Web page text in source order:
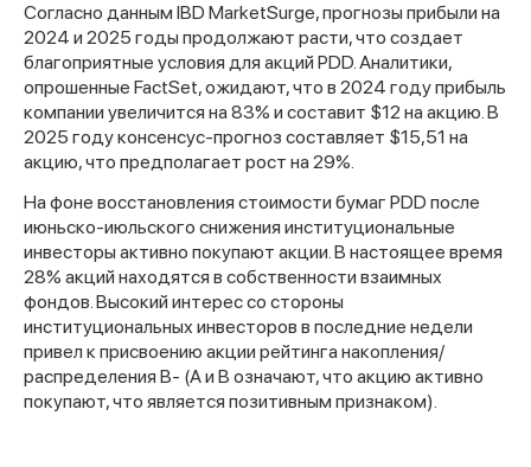
Согласно данным IBD MarketSurge, прогнозы прибыли на
2024 и 2025 годы продолжают расти, что создает
благоприятные условия для акций PDD. Аналитики,
опрошенные FactSet, ожидают, что в 2024 году прибыль
компании увеличится на 83% и составит $12 на акцию. В
2025 году консенсус-прогноз составляет $15,51 на
акцию, что предполагает рост на 29%.
На фоне восстановления стоимости бумаг PDD после
июньско-июльского снижения институциональные
инвесторы активно покупают акции. В настоящее время
28% акций находятся в собственности взаимных
фондов. Высокий интерес со стороны
институциональных инвесторов в последние недели
привел к присвоению акции рейтинга накопления/
распределения B- (A и B означают, что акцию активно
покупают, что является позитивным признаком).